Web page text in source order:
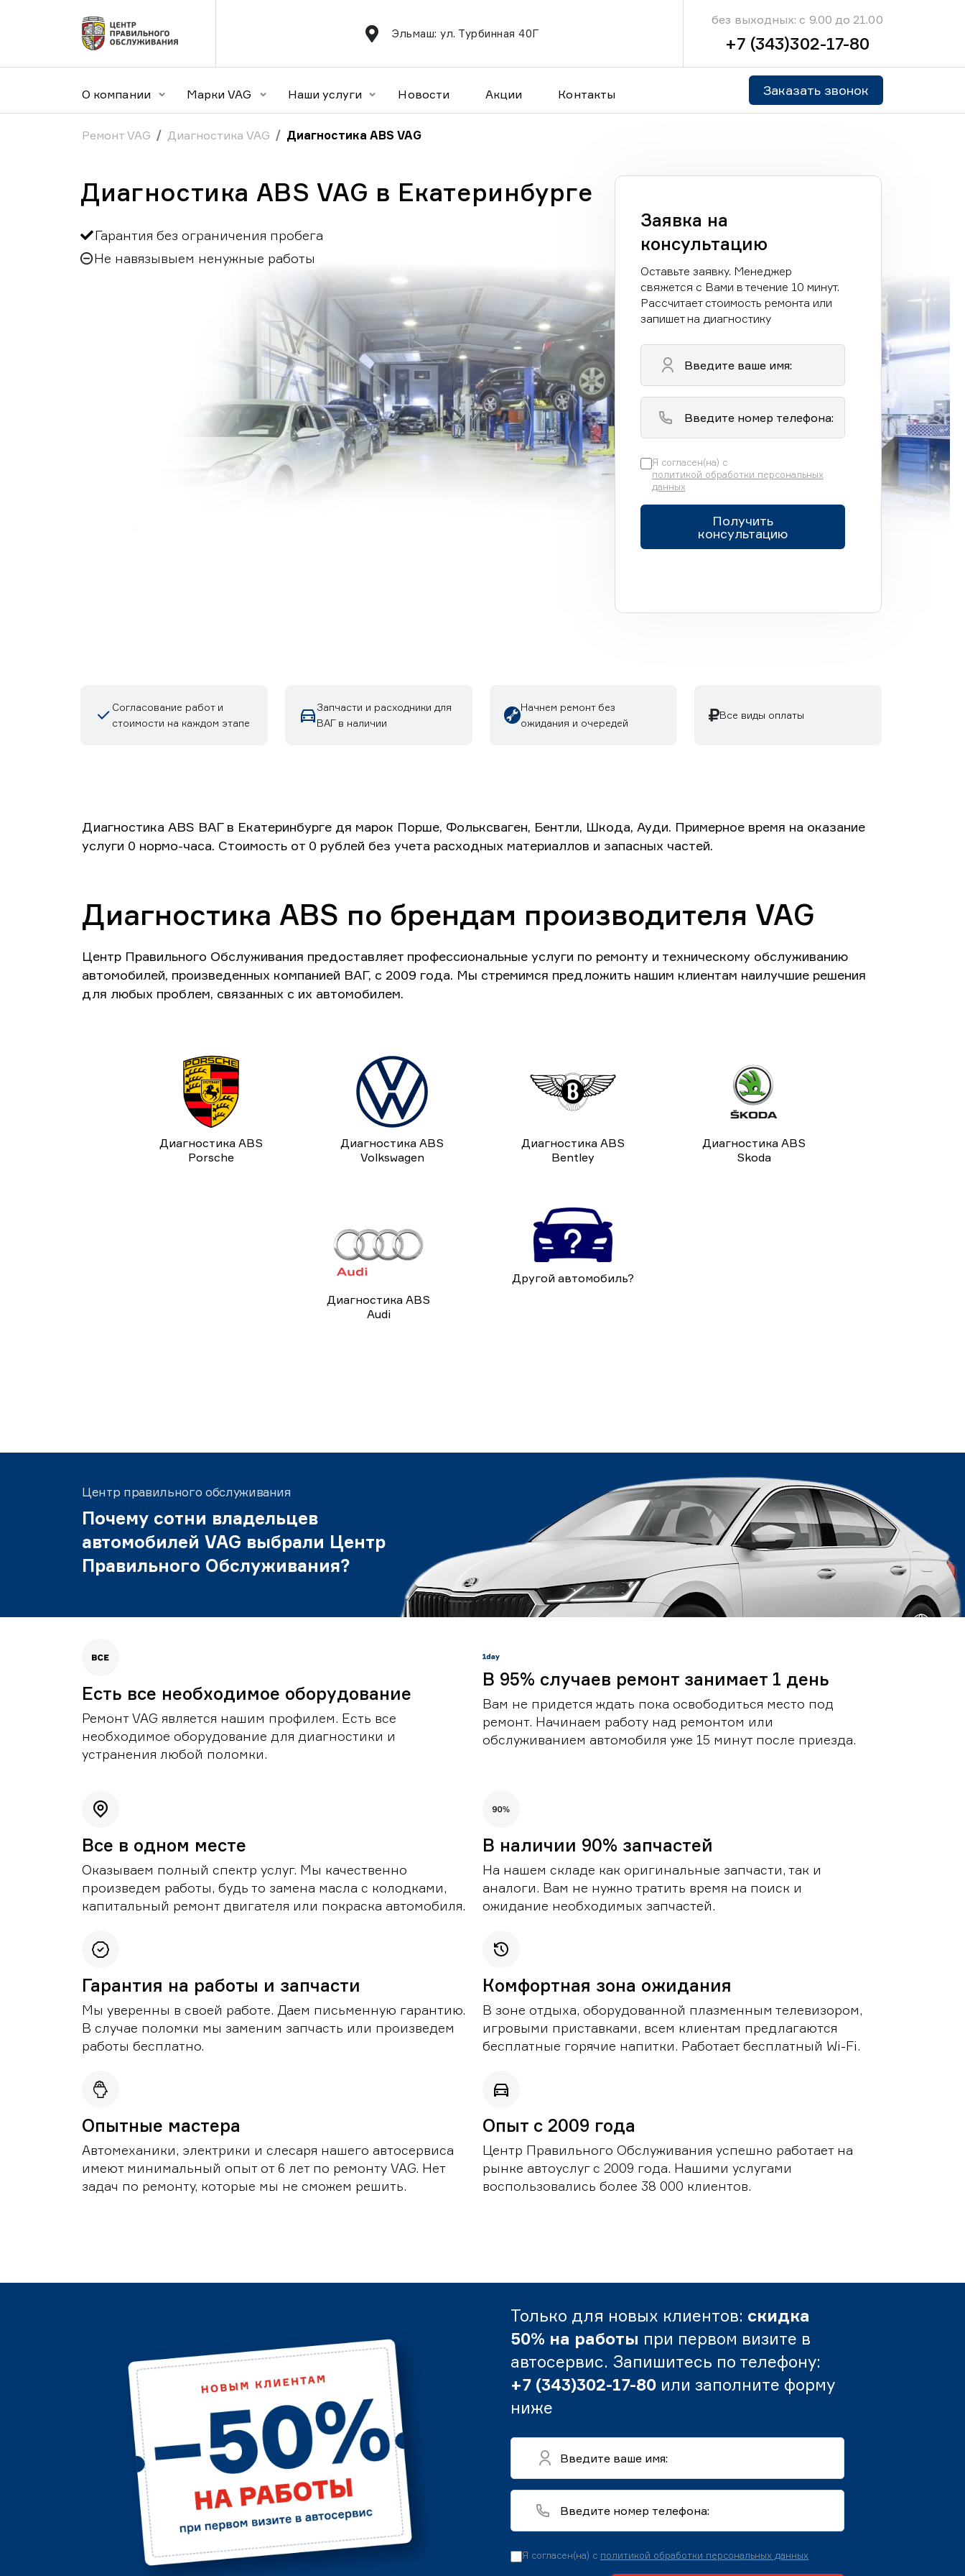
Эльмаш: ул. Турбинная 40Г
без выходных: с 9.00 до 21.00
+7 (343)302-17-80
О компании Марки VAG Наши услуги Новости Акции Контакты Заказать звонок
Ремонт VAG Диагностика VAG Диагностика ABS VAG
Диагностика ABS VAG в Екатеринбурге
Гарантия без ограничения пробега
Не навязывыем ненужные работы
Заявка на
консультацию
Оставьте заявку. Менеджер
свяжется с Вами в течение 10 минут.
Рассчитает стоимость ремонта или
запишет на диагностику
Я согласен(на) с
политикой обработки персональных
данных
Получить
консультацию
Согласование работ и
стоимости на каждом этапе
Запчасти и расходники для
ВАГ в наличии
Начнем ремонт без
ожидания и очередей
Все виды оплаты
Диагностика ABS ВАГ в Екатеринбурге дя марок Порше, Фольксваген, Бентли, Шкода, Ауди. Примерное время на оказание
услуги 0 нормо-часа. Стоимость от 0 рублей без учета расходных материаллов и запасных частей.
Диагностика ABS по брендам производителя VAG
Центр Правильного Обслуживания предоставляет профессиональные услуги по ремонту и техническому обслуживанию
автомобилей, произведенных компанией ВАГ, с 2009 года. Мы стремимся предложить нашим клиентам наилучшие решения
для любых проблем, связанных с их автомобилем.
Диагностика ABS
Porsche
Диагностика ABS
Volkswagen
Диагностика ABS
Bentley
Диагностика ABS
Skoda
Диагностика ABS
Audi
Другой автомобиль?
Центр правильного обслуживания
Почему сотни владельцев
автомобилей VAG выбрали Центр
Правильного Обслуживания?
Есть все необходимое оборудование
Ремонт VAG является нашим профилем. Есть все
необходимое оборудование для диагностики и
устранения любой поломки.
В 95% случаев ремонт занимает 1 день
Вам не придется ждать пока освободиться место под
ремонт. Начинаем работу над ремонтом или
обслуживанием автомобиля уже 15 минут после приезда.
Все в одном месте
Оказываем полный спектр услуг. Мы качественно
произведем работы, будь то замена масла с колодками,
капитальный ремонт двигателя или покраска автомобиля.
В наличии 90% запчастей
На нашем складе как оригинальные запчасти, так и
аналоги. Вам не нужно тратить время на поиск и
ожидание необходимых запчастей.
Гарантия на работы и запчасти
Мы уверенны в своей работе. Даем письменную гарантию.
В случае поломки мы заменим запчасть или произведем
работы бесплатно.
Комфортная зона ожидания
В зоне отдыха, оборудованной плазменным телевизором,
игровыми приставками, всем клиентам предлагаются
бесплатные горячие напитки. Работает бесплатный Wi-Fi.
Опытные мастера
Автомеханики, электрики и слесаря нашего автосервиса
имеют минимальный опыт от 6 лет по ремонту VAG. Нет
задач по ремонту, которые мы не сможем решить.
Опыт с 2009 года
Центр Правильного Обслуживания успешно работает на
рынке автоуслуг с 2009 года. Нашими услугами
воспользовались более 38 000 клиентов.
Только для новых клиентов: скидка
50% на работы при первом визите в
автосервис. Запишитесь по телефону:
+7 (343)302-17-80 или заполните форму
ниже
Я согласен(на) с политикой обработки персональных данных